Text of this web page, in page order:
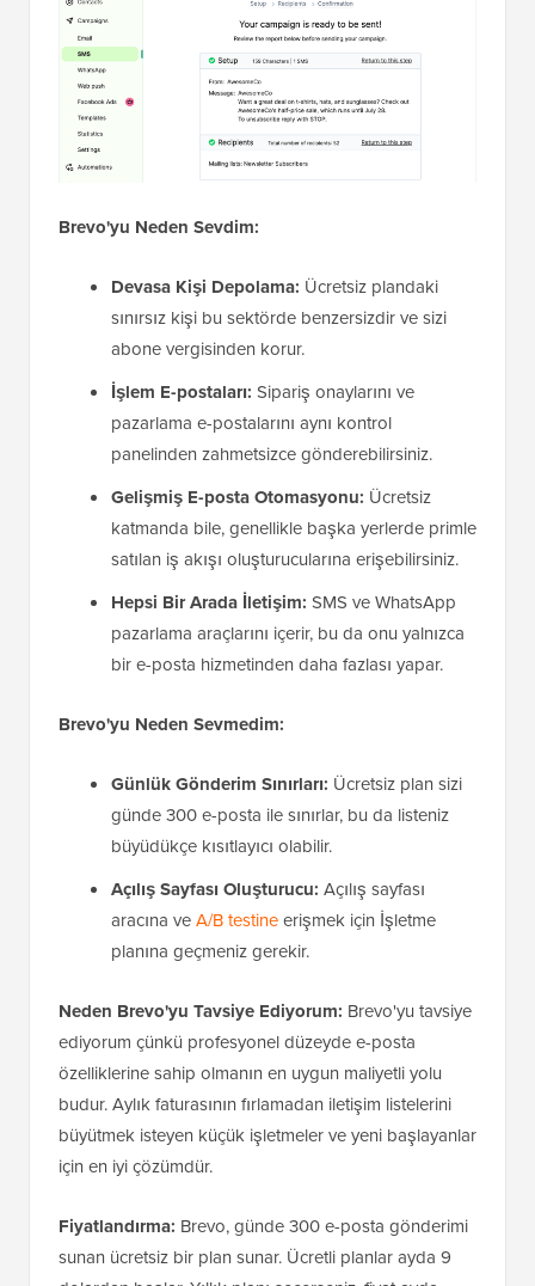
Brevo'yu Neden Sevdim:
Devasa Kişi Depolama: Ücretsiz plandaki
sınırsız kişi bu sektörde benzersizdir ve sizi
abone vergisinden korur.
İşlem E-postaları: Sipariş onaylarını ve
pazarlama e-postalarını aynı kontrol
panelinden zahmetsizce gönderebilirsiniz.
Gelişmiş E-posta Otomasyonu: Ücretsiz
katmanda bile, genellikle başka yerlerde primle
satılan iş akışı oluşturucularına erişebilirsiniz.
Hepsi Bir Arada İletişim: SMS ve WhatsApp
pazarlama araçlarını içerir, bu da onu yalnızca
bir e-posta hizmetinden daha fazlası yapar.
Brevo'yu Neden Sevmedim:
Günlük Gönderim Sınırları: Ücretsiz plan sizi
günde 300 e-posta ile sınırlar, bu da listeniz
büyüdükçe kısıtlayıcı olabilir.
Açılış Sayfası Oluşturucu: Açılış sayfası
aracına veA/B testineerişmek için İşletme
planına geçmeniz gerekir.
Neden Brevo'yu Tavsiye Ediyorum: Brevo'yu tavsiye
ediyorum çünkü profesyonel düzeyde e-posta
özelliklerine sahip olmanın en uygun maliyetli yolu
budur. Aylık faturasının fırlamadan iletişim listelerini
büyütmek isteyen küçük işletmeler ve yeni başlayanlar
için en iyi çözümdür.
Fiyatlandırma: Brevo, günde 300 e-posta gönderimi
sunan ücretsiz bir plan sunar. Ücretli planlar ayda 9